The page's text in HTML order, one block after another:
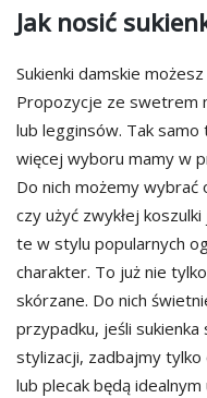
Jak nosić
Sukienki damskie
Propozycje ze swetrem
lub legginsów. Tak samo
więcej wyboru mamy w
Do nich możemy
czy użyć zwykłej
te w stylu popularnych
charakter. To już nie
skórzane. Do nich
przypadku, jeśli
stylizacji, zadbajmy
lub plecak będą